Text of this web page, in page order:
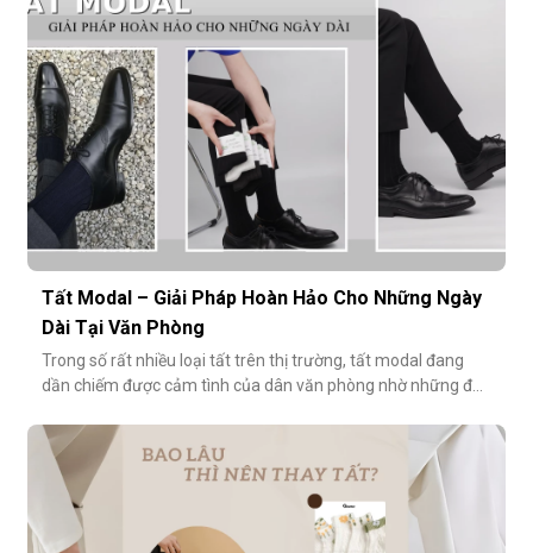
quý ông hiện đ
Tất Modal – Giải Pháp Hoàn Hảo Cho Những Ngày
Dài Tại Văn Phòng
Trong số rất nhiều loại tất trên thị trường, tất modal đang
dần chiếm được cảm tình của dân văn phòng nhờ những đặc
cùng khám phá vì sao tất modal lại được xem là lựa chọn lý
tưởng cho những ngày dài tại văn phòng.Khi đôi chân “lên
tiếng” s